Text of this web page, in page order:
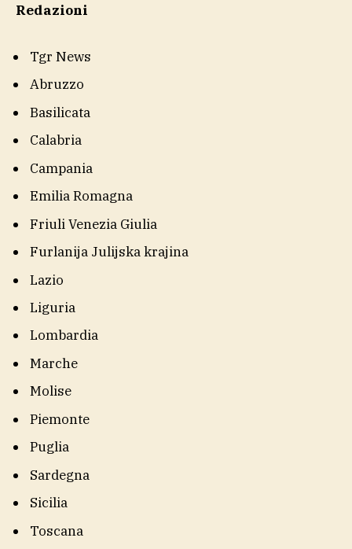
Redazioni
Tgr News
Abruzzo
Basilicata
Calabria
Campania
Emilia Romagna
Friuli Venezia Giulia
Furlanija Julijska krajina
Lazio
Liguria
Lombardia
Marche
Molise
Piemonte
Puglia
Sardegna
Sicilia
Toscana